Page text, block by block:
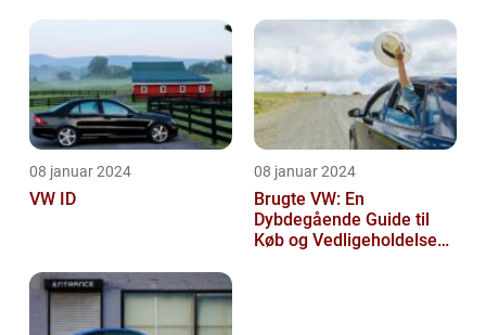
08 januar 2024
VW ID
08 januar 2024
Brugte VW: En
Dybdegående Guide til
Køb og Vedligeholdelse